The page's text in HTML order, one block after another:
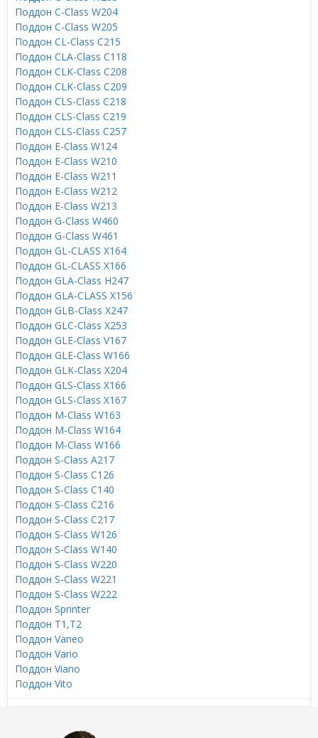
Поддон C-Class W204
Поддон C-Class W205
Поддон CL-Class C215
Поддон CLA-Class C118
Поддон CLK-Class C208
Поддон CLK-Class C209
Поддон CLS-Class C218
Поддон CLS-Class C219
Поддон CLS-Class C257
Поддон E-Class W124
Поддон E-Class W210
Поддон E-Class W211
Поддон E-Class W212
Поддон E-Class W213
Поддон G-Class W460
Поддон G-Class W461
Поддон GL-CLASS X164
Поддон GL-CLASS X166
Поддон GLA-Class H247
Поддон GLA-CLASS X156
Поддон GLB-Class X247
Поддон GLC-Class X253
Поддон GLE-Class V167
Поддон GLE-Class W166
Поддон GLK-Class X204
Поддон GLS-Class X166
Поддон GLS-Class X167
Поддон M-Class W163
Поддон M-Class W164
Поддон M-Class W166
Поддон S-Class A217
Поддон S-Class C126
Поддон S-Class C140
Поддон S-Class C216
Поддон S-Class C217
Поддон S-Class W126
Поддон S-Class W140
Поддон S-Class W220
Поддон S-Class W221
Поддон S-Class W222
Поддон Sprinter
Поддон T1,T2
Поддон Vaneo
Поддон Vario
Поддон Viano
Поддон Vito